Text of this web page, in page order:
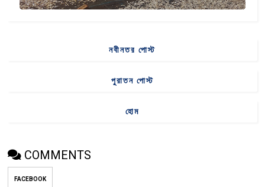
নবীনতর পোস্ট
পুরাতন পোস্ট
হোম
COMMENTS
FACEBOOK